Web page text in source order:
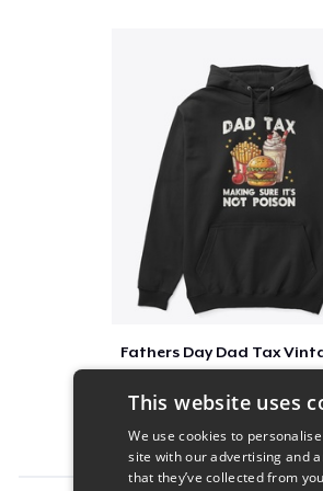
This website uses
We use cookies to
site with our advertising and
that they’ve collected from